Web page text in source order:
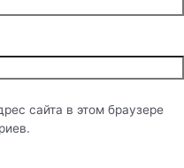
сайта в этом браузере